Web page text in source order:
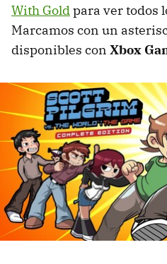
With Goldpara ver todos
Marcamos con un
disponibles con Xbox